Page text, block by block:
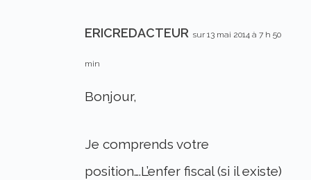
ERICREDACTEUR sur 13 mai 2014 à 7 h 50
min
Bonjour,
Je comprends votre
position….L’enfer fiscal (si il existe)